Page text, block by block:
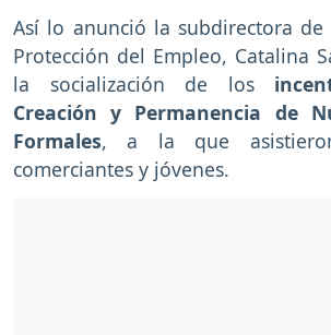
Así lo anunció la subdirectora de
Protección del Empleo, Catalina
la socialización de los
Creación y Permanencia de
Formales, a la que asistieron
comerciantes y jóvenes.